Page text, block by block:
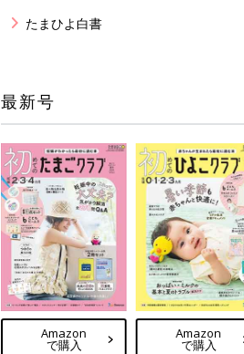
たまひよ白書
最新号
Amazon
で購入
Amazon
で購入